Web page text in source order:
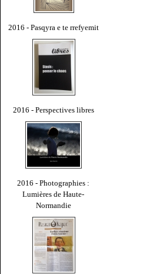
2016 - Pasqyra e te rrefyemit
2016 - Perspectives libres
2016 - Photographies :
Lumières de Haute-
Normandie